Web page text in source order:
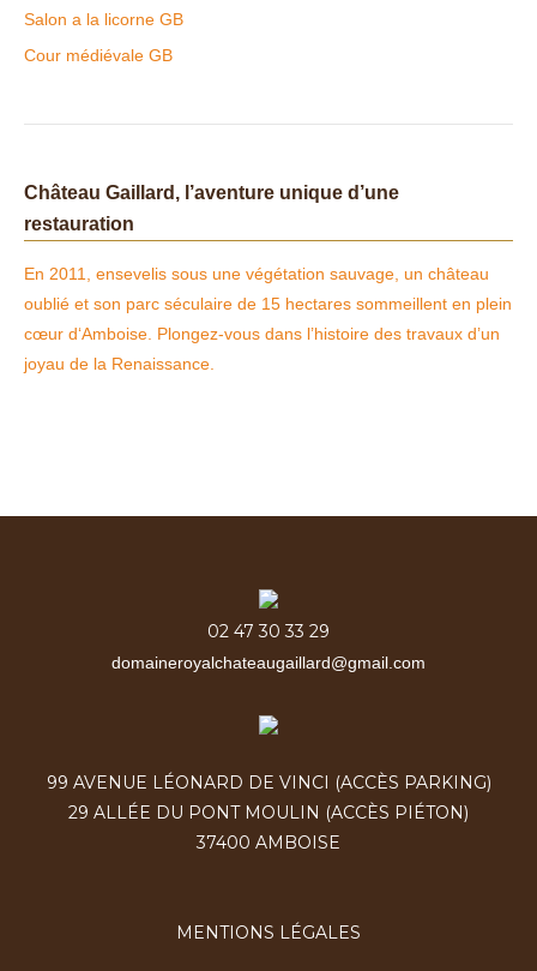
Salon a la licorne GB
Cour médiévale GB
Château Gaillard, l’aventure unique d’une
restauration
En 2011, ensevelis sous une végétation sauvage, un château
oublié et son parc séculaire de 15 hectares sommeillent en plein
cœur d‘Amboise. Plongez-vous dans l’histoire des travaux d’un
joyau de la Renaissance.
02 47 30 33 29
domaineroyalchateaugaillard@gmail.com
99 AVENUE LÉONARD DE VINCI (ACCÈS PARKING)
29 ALLÉE DU PONT MOULIN (ACCÈS PIÉTON)
37400 AMBOISE
MENTIONS LÉGALES